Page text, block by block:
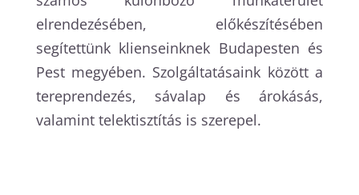
elrendezésében, előkészítésében
segítettünk klienseinknek Budapesten és
Pest megyében. Szolgáltatásaink között a
tereprendezés, sávalap és árokásás,
valamint telektisztítás is szerepel.